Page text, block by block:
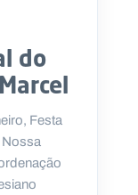
do
Festa
Nossa